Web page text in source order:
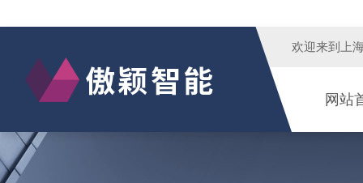
欢迎来到 上
网站